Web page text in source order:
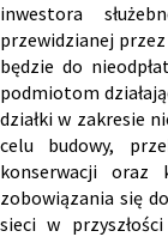
inwestora
przewidzianej
będzie do
podmiotom
działki w zakresie
celu budowy,
konserwacji
zobowiązania się
sieci w